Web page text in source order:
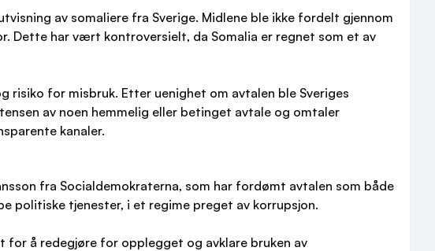
av somaliere fra Sverige. Midlene ble ikke fordelt gjennom
Dette har vært kontroversielt, da Somalia er regnet som et av
risiko for misbruk. Etter uenighet om avtalen ble Sveriges
av noen hemmelig eller betinget avtale og omtaler
kanaler.
fra Socialdemokraterna, som har fordømt avtalen som både
politiske tjenester, i et regime preget av korrupsjon.
å redegjøre for opplegget og avklare bruken av